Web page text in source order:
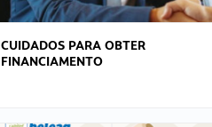
CUIDADOS PARA OBTER
FINANCIAMENTO